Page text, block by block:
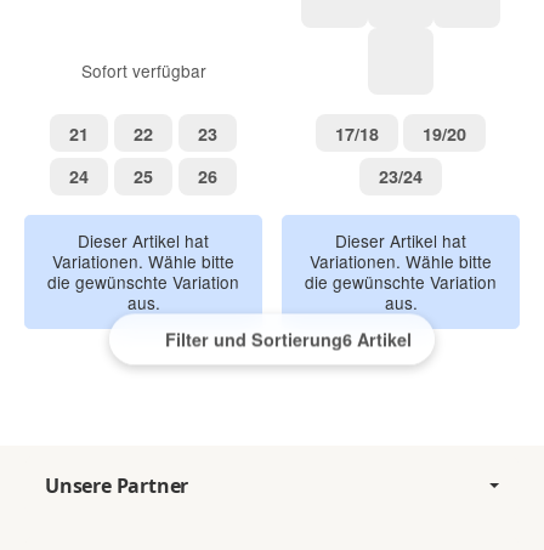
Filter und Sortierung6 Artikel
Sofort verfügbar
21 2222 2323
2424 2525 2626
Dieser Artikel hat
Variationen. Wähle bitte
die gewünschte Variation
aus.
17/1817/18 19/2019/20
23/2423/24
Dieser Artikel hat
Variationen. Wähle bitte
die gewünschte Variation
aus.
Unsere Partner